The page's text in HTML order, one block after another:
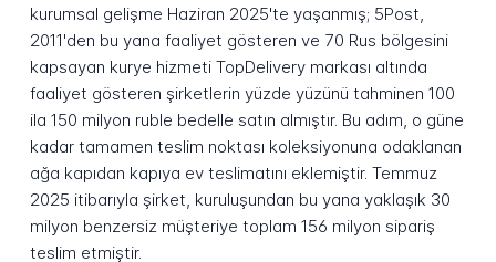
kurumsal gelişme Haziran 2025'te yaşanmış; 5Post,
2011'den bu yana faaliyet gösteren ve 70 Rus bölgesini
kapsayan kurye hizmeti TopDelivery markası altında
faaliyet gösteren şirketlerin yüzde yüzünü tahminen 100
ila 150 milyon ruble bedelle satın almıştır. Bu adım, o güne
kadar tamamen teslim noktası koleksiyonuna odaklanan
ağa kapıdan kapıya ev teslimatını eklemiştir. Temmuz
2025 itibarıyla şirket, kuruluşundan bu yana yaklaşık 30
milyon benzersiz müşteriye toplam 156 milyon sipariş
teslim etmiştir.